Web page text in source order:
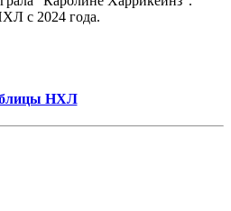
с 2024 года.
НХЛ